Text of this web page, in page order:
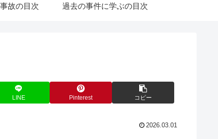
事故の目次 過去の事件に学ぶの目次
LINE Pinterest コピー
2026.03.01